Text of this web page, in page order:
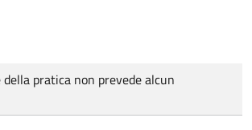
pratica non prevede alcun